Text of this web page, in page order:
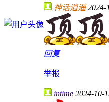
神话逍遥2024-
回复
举报
intime 2024-10-